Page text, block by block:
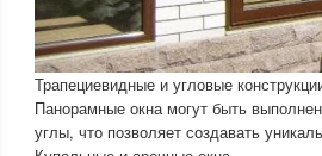
Трапециевидные и угловые
Панорамные окна могут быть
углы, что позволяет создавать